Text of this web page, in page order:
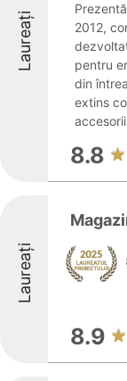
Laureați
2012,
pentru
din
extins
8.8
Laureați
8.9